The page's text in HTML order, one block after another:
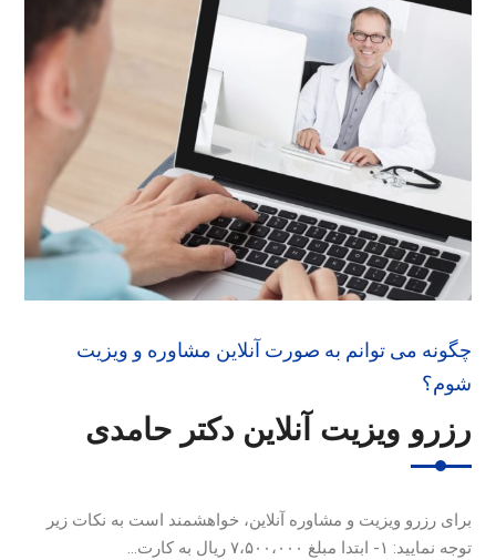
چگونه می توانم به صورت آنلاین مشاوره و ویزیت
شوم؟
رزرو ویزیت آنلاین دکتر حامدی
برای رزرو ویزیت و مشاوره آنلاین، خواهشمند است به نکات زیر
توجه نمایید: ۱- ابتدا مبلغ ۷،۵۰۰،۰۰۰ ریال به کارت…